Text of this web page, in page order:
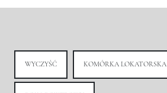
WYCZYŚĆ KOMÓRKA LOKATORSKA